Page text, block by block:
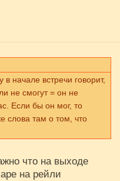
начале встречи говорит,
не смогут = он не
Если бы он мог, то
слова там о том, что
что на выходе
на рейли